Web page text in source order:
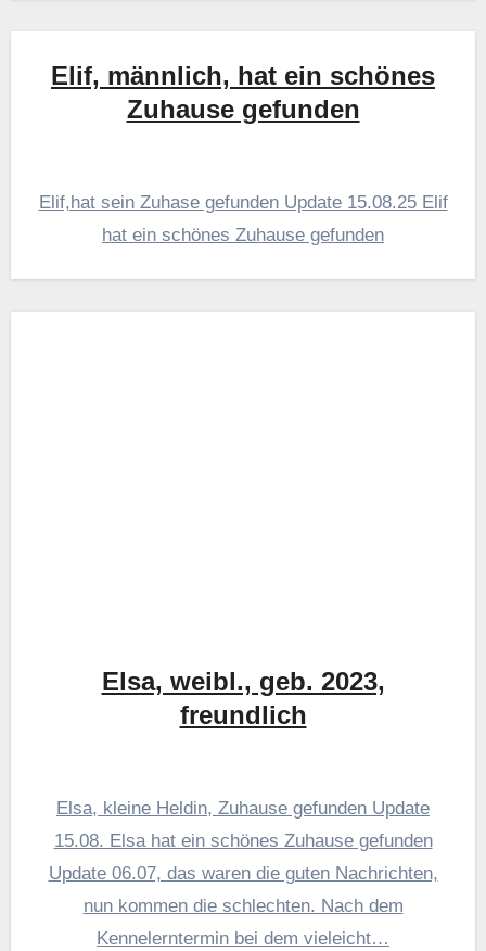
Elif, männlich, hat ein schönes
Zuhause gefunden
Elif,hat sein Zuhase gefunden Update 15.08.25 Elif
hat ein schönes Zuhause gefunden
Elsa, weibl., geb. 2023,
freundlich
Elsa, kleine Heldin, Zuhause gefunden Update
15.08. Elsa hat ein schönes Zuhause gefunden
Update 06.07, das waren die guten Nachrichten,
nun kommen die schlechten. Nach dem
Kennelerntermin bei dem vieleicht…